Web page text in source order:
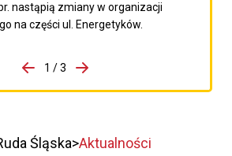
nastąpią zmiany w organizacji
na części ul. Energetyków.
1 / 3
Przejdź do następnego
Śląska Aktualności